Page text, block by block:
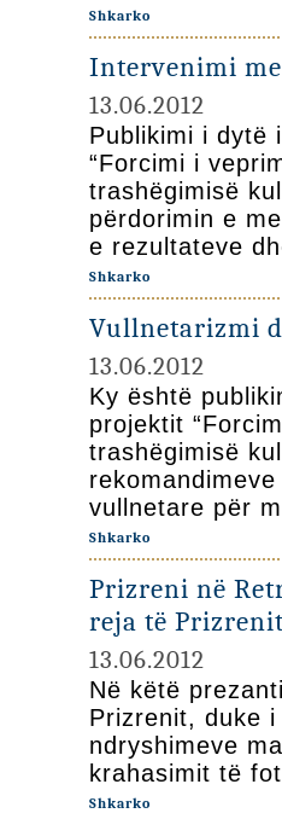
Shkarko
Intervenimi
13.06.2012
Publikimi i dytë
“Forcimi i
trashëgimisë
përdorimin e
e rezultateve
Shkarko
Vullnetarizmi
13.06.2012
Ky është
projektit
trashëgimisë
vullnetare për
Shkarko
Prizreni në
reja të
13.06.2012
Në këtë
Prizrenit, duke
ndryshimeve
krahasimit të
Shkarko